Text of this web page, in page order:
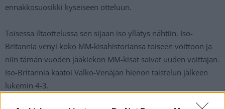
ennakkosuosikki kyseiseen otteluun.
Toisessa iltaottelussa sen sijaan iso yllätys nähtiin. Iso-
Britannia venyi koko MM-kisahistoriansa toiseen voittoon ja
niin tämän vuoden jääkiekon MM-kisat saivat uuden voittajan.
Iso-Britannia kaatoi Valko-Venäjän hienon taistelun jälkeen
lukemin 4-3.